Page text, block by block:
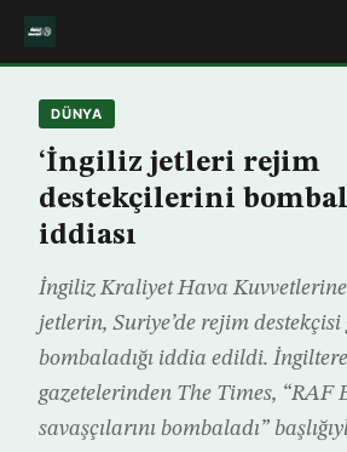
DÜNYA
‘İngiliz jetleri rejim
destekçilerini
iddiası
İngiliz Kraliyet Hava
jetlerin, Suriye’de rejim
bombaladığı iddia edildi.
gazetelerinden The Times, “RAF
savaşçılarını bombaladı”